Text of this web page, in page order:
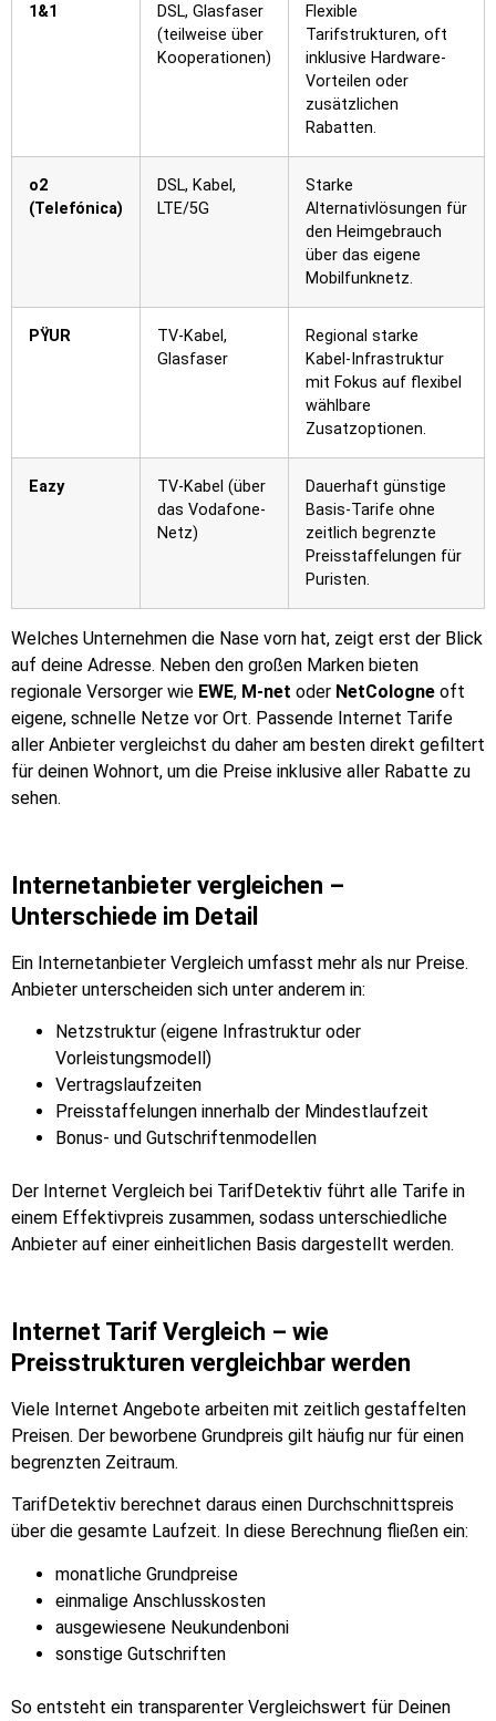
1&1
DSL, Glasfaser
(teilweise über
Kooperationen)
Flexible
Tarifstrukturen, oft
inklusive Hardware-
Vorteilen oder
zusätzlichen
Rabatten.
o2
(Telefónica)
DSL, Kabel,
LTE/5G
Starke
Alternativlösungen für
den Heimgebrauch
über das eigene
Mobilfunknetz.
PŸUR
TV-Kabel,
Glasfaser
Regional starke
Kabel-Infrastruktur
mit Fokus auf flexibel
wählbare
Zusatzoptionen.
Eazy
TV-Kabel (über
das Vodafone-
Netz)
Dauerhaft günstige
Basis-Tarife ohne
zeitlich begrenzte
Preisstaffelungen für
Puristen.
Welches Unternehmen die Nase vorn hat, zeigt erst der Blick
auf deine Adresse. Neben den großen Marken bieten
regionale Versorger wie EWE, M-net oder NetCologne oft
eigene, schnelle Netze vor Ort. Passende Internet Tarife
aller Anbieter vergleichst du daher am besten direkt gefiltert
für deinen Wohnort, um die Preise inklusive aller Rabatte zu
sehen.
Internetanbieter vergleichen –
Unterschiede im Detail
Ein Internetanbieter Vergleich umfasst mehr als nur Preise.
Anbieter unterscheiden sich unter anderem in:
Netzstruktur (eigene Infrastruktur oder
Vorleistungsmodell)
Vertragslaufzeiten
Preisstaffelungen innerhalb der Mindestlaufzeit
Bonus- und Gutschriftenmodellen
Der Internet Vergleich bei TarifDetektiv führt alle Tarife in
einem Effektivpreis zusammen, sodass unterschiedliche
Anbieter auf einer einheitlichen Basis dargestellt werden.
Internet Tarif Vergleich – wie
Preisstrukturen vergleichbar werden
Viele Internet Angebote arbeiten mit zeitlich gestaffelten
Preisen. Der beworbene Grundpreis gilt häufig nur für einen
begrenzten Zeitraum.
TarifDetektiv berechnet daraus einen Durchschnittspreis
über die gesamte Laufzeit. In diese Berechnung fließen ein:
monatliche Grundpreise
einmalige Anschlusskosten
ausgewiesene Neukundenboni
sonstige Gutschriften
So entsteht ein transparenter Vergleichswert für Deinen